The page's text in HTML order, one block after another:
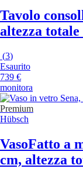
Tavolo
altezza totale
(3)
Esaurito
739 €
monitora
Premium
Hübsch
VasoFatto a
cm, altezza